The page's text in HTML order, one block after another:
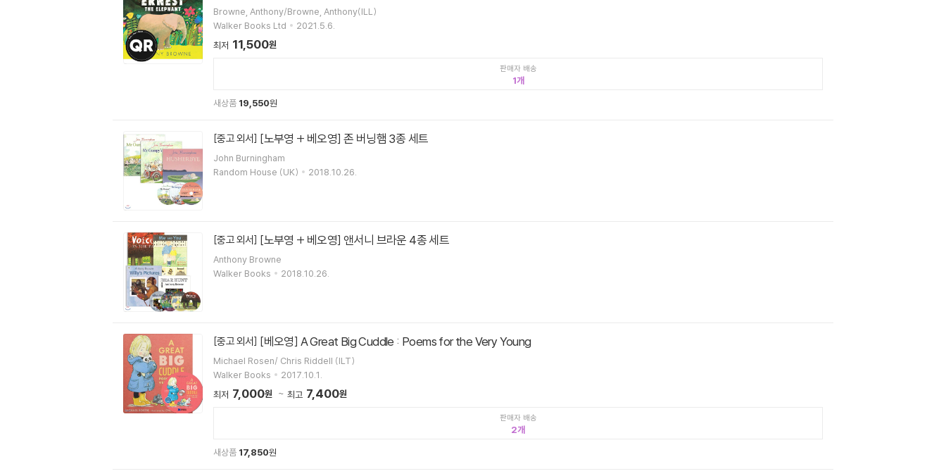
Browne, Anthony/Browne, Anthony(ILL)
Walker Books Ltd
2021.5.6.
최저 11,500원
판매자 배송
1
새상품 19,550원
[중고 외서] [노부영 + 베오영] 존 버닝햄 3종 세트
John Burningham
Random House (UK)
2018.10.26.
[중고 외서] [노부영 + 베오영] 앤서니 브라운 4종 세트
Anthony Browne
Walker Books
2018.10.26.
[중고 외서] [베오영] A Great Big Cuddle : Poems for the Very Young
Michael Rosen/ Chris Riddell (ILT)
Walker Books
2017.10.1.
최저 7,000원 최고 7,400원
판매자 배송
2
새상품 17,850원